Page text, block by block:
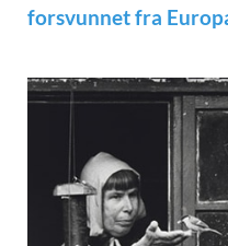
forsvunnet fra